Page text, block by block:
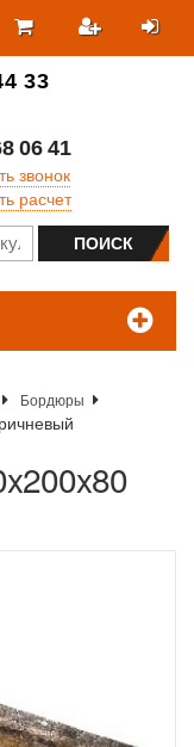
33
06 41
звонок
расчет
Бордюры